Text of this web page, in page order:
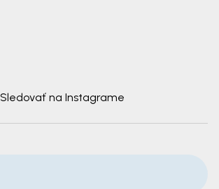
Sledovať na Instagrame